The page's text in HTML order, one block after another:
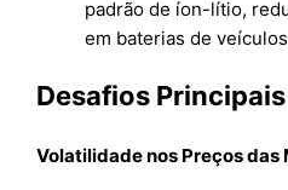
padrão de íon-lítio,
em baterias de
Desafios Principais
Volatilidade nos Preços